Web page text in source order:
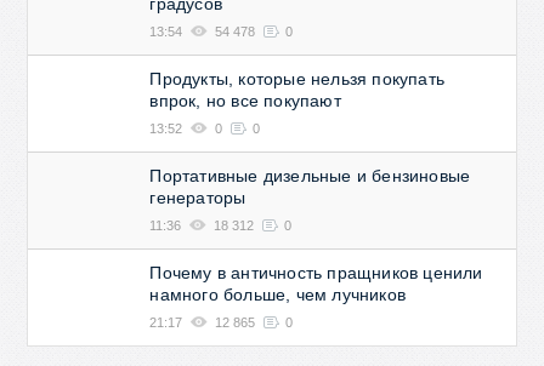
13:54 54 478 0
Продукты, которые нельзя покупать
впрок, но все покупают
13:52 0 0
Портативные дизельные и бензиновые
генераторы
11:36 18 312 0
Почему в античность пращников ценили
намного больше, чем лучников
21:17 12 865 0